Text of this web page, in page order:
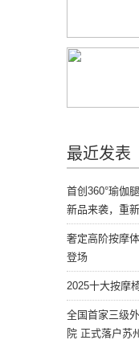
最近发表
首创360°瑜伽
新品来袭，重
奢定高阶按摩
登场
2025十大按摩
全国首家三级
院 正式落户苏